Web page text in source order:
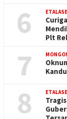
6 ETALASE
Plt
7
8 ETALASE